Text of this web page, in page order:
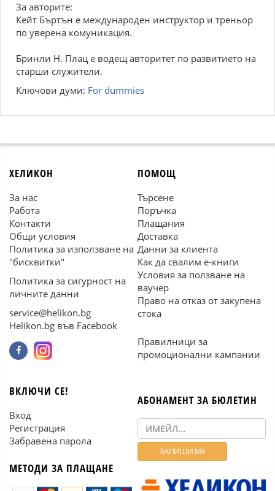
За авторите:
Кейт Бъртън е международен инструктор и треньор
по уверена комуникация.
Бринли Н. Плац е водещ авторитет по развитието на
старши служители.
Ключови думи: For dummies
ХЕЛИКОН
За нас
Работа
Контакти
Общи условия
Политика за използване на
"бисквитки"
Политика за сигурност на
личните данни
service@helikon.bg
Helikon.bg във Facebook
ПОМОЩ
Търсене
Поръчка
Плащания
Доставка
Данни за клиента
Как да свалим е-книги
Условия за ползване на
ваучер
Право на отказ от закупена
стока
Правилници за
промоционални кампании
ВКЛЮЧИ СЕ!
Вход
Регистрация
Забравена парола
МЕТОДИ ЗА ПЛАЩАНЕ
АБОНАМЕНТ ЗА БЮЛЕТИН